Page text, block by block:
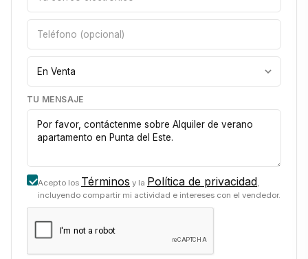
TU MENSAJE
Acepto los Términos y la Política de privacidad,
incluyendo compartir mi actividad e intereses con el vendedor.